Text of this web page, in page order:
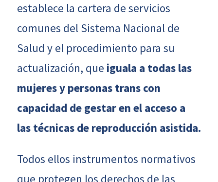
establece la cartera de servicios
comunes del Sistema Nacional de
Salud y el procedimiento para su
actualización, que iguala a todas las
mujeres y personas trans con
capacidad de gestar en el acceso a
las técnicas de reproducción asistida.
Todos ellos instrumentos normativos
que protegen los derechos de las